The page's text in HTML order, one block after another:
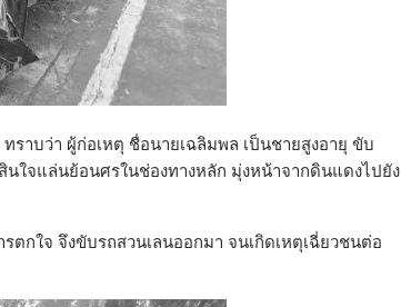
ราบว่า ผู้ก่อเหตุ ​ชื่อนายเฉลิมพล เป็นชายสูงอายุ ขับ
ใจแล่นย้อนศรในช่องทางหลัก มุ่งหน้าจากดินแดงไปยัง
ตกใจ จึงขับรถสวนเลนออกมา จนเกิดเหตุเฉี่ยวชนต่อ